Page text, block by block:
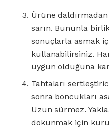
Ürüne
sarın. Bununla
sonuçlarla asmak
kullanabilirsiniz.
uygun olduğuna
Tahtaları
sonra boncukları
Uzun sürmez.
dokunmak için